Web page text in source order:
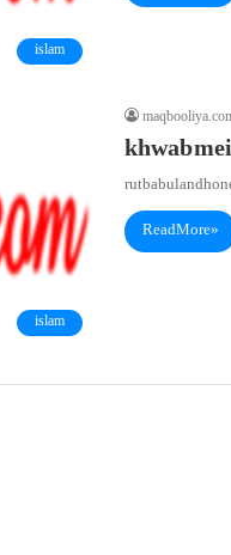
islam
islam
khwab
rutba buland
Read More »